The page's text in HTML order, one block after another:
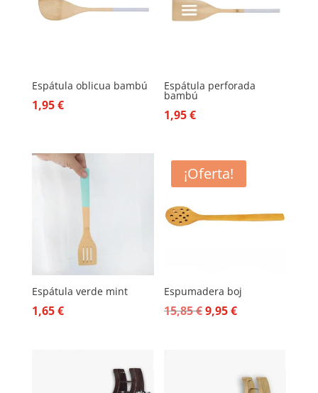
Espátula oblicua bambú
1,95€
Espátula perforada
bambú
1,95€
Espátula verde mint
1,65€
¡Oferta!
Espumadera boj
15,85€El
15,85 €.
9,95€El
9,95 €.